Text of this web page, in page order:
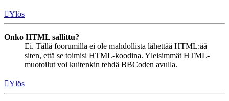
Ylös
Onko HTML sallittu?
Ei. Tällä foorumilla ei ole mahdollista lähettää HTML:ää
siten, että se toimisi HTML-koodina. Yleisimmät HTML-
muotoilut voi kuitenkin tehdä BBCoden avulla.
Ylös